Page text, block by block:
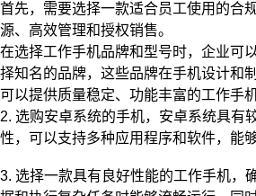
首先，需要选择一款适合员工使用的合
源、高效管理和授权销售。
在选择工作手机品牌和型号时，企业可
择知名的品牌，这些品牌在手机设计和
可以提供质量稳定、功能丰富的工作手机
2. 选购安卓系统的手机，安卓系统具有
性，可以支持多种应用程序和软件，能
3. 选择一款具有良好性能的工作手机，